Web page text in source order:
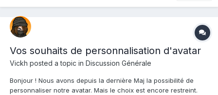
Vos souhaits de personnalisation d'avatar
Vickh posted a topic in Discussion Générale
Bonjour ! Nous avons depuis la dernière Maj la possibilité de
personnaliser notre avatar. Mais le choix est encore restreint.